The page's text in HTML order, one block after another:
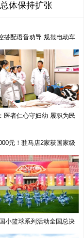
体保持扩张
搭配语音劝导 规范电动车
医者仁心守妇幼 履职为民
元！驻马店2家获国家级
奖
小篮球系列活动全国总决
赛